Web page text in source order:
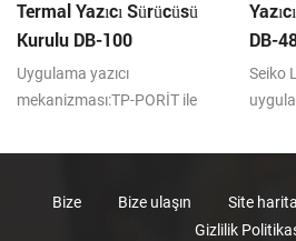
Termal Yazıcı Sürücüsü
Kurulu DB-100
Uygulama yazıcı
mekanizması:TP-PORİT ile
DB-
Seiko
Bize Bize ulaşın Site
Gizlilik